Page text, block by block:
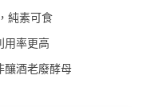
純素可食
用率更高
釀酒老廢酵母